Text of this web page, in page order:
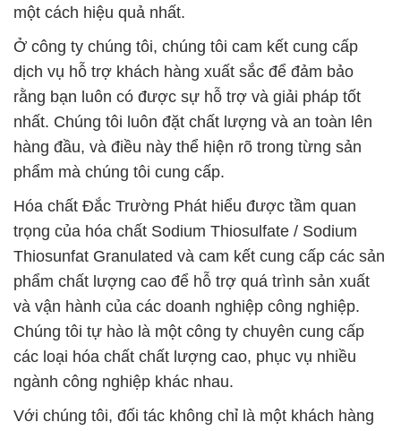
một cách hiệu quả nhất.
Ở công ty chúng tôi, chúng tôi cam kết cung cấp
dịch vụ hỗ trợ khách hàng xuất sắc để đảm bảo
rằng bạn luôn có được sự hỗ trợ và giải pháp tốt
nhất. Chúng tôi luôn đặt chất lượng và an toàn lên
hàng đầu, và điều này thể hiện rõ trong từng sản
phẩm mà chúng tôi cung cấp.
Hóa chất Đắc Trường Phát hiểu được tầm quan
trọng của hóa chất Sodium Thiosulfate / Sodium
Thiosunfat Granulated và cam kết cung cấp các sản
phẩm chất lượng cao để hỗ trợ quá trình sản xuất
và vận hành của các doanh nghiệp công nghiệp.
Chúng tôi tự hào là một công ty chuyên cung cấp
các loại hóa chất chất lượng cao, phục vụ nhiều
ngành công nghiệp khác nhau.
Với chúng tôi, đối tác không chỉ là một khách hàng